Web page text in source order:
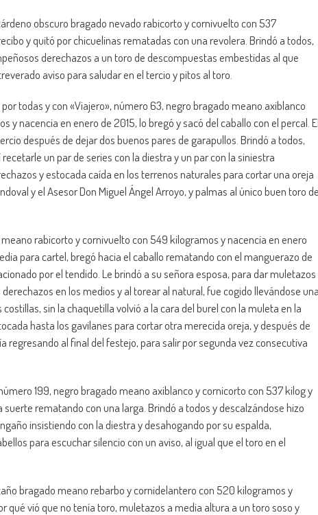
obscuro bragado nevado rabicorto y cornivuelto con 537
y quitó por chicuelinas rematadas con una revolera. Brindó a todos,
derechazos a un toro de descompuestas embestidas al que
aviso para saludar en el tercio y pitos al toro.
todas y con «Viajero», número 63, negro bragado meano axiblanco
nacencia en enero de 2015, lo bregó y sacó del caballo con el percal.
después de dejar dos buenos pares de garapullos. Brindó a todos,
un par de series con la diestra y un par con la siniestra
y estocada caída en los terrenos naturales para cortar una oreja
y el Asesor Don Miguel Ángel Arroyo, y palmas al único buen toro
meano rabicorto y cornivuelto con 549 kilogramos y nacencia en enero
para cartel, bregó hacia el caballo rematando con el manguerazo de
por el tendido. Le brindó a su señora esposa, para dar muletazos
en los medios y al torear al natural, fue cogido llevándose
sin la chaquetilla volvió a la cara del burel con la muleta en la
hasta los gavilanes para cortar otra merecida oreja, y después de
regresando al final del festejo, para salir por segunda vez consecutiva
199, negro bragado meano axiblanco y cornicorto con 537 kilog y
rematando con una larga. Brindó a todos y descalzándose hizo
insistiendo con la diestra y desahogando por su espalda,
para escuchar silencio con un aviso, al igual que el toro en el
bragado meano rebarbo y cornidelantero con 520 kilogramos y
qué vió que no tenía toro, muletazos a media altura a un toro soso y